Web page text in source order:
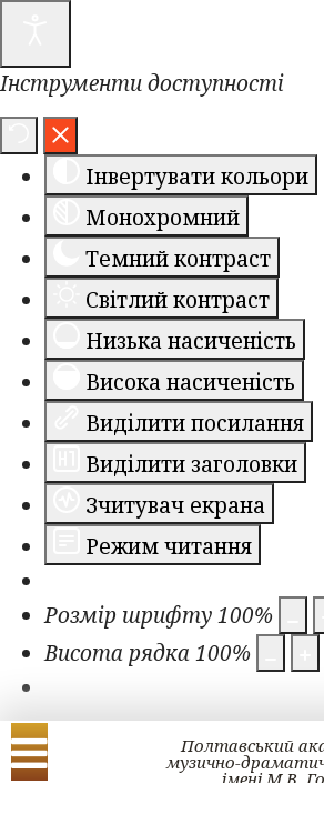
Інструменти доступності
Інвертувати кольори
Монохромний
Темний контраст
Світлий контраст
Низька насиченість
Висока насиченість
Виділити посилання
Виділити заголовки
Зчитувач екрана
Режим читання
Розмір шрифту100%
Висота рядка100%
Полтавський
музично-
імені М.В.